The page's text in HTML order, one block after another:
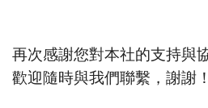
再次感謝您對本社的支持與
歡迎隨時與我們聯繫，謝謝！